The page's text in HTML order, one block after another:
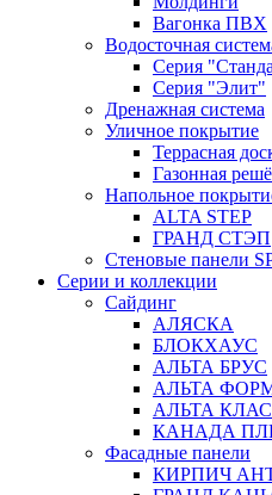
Вагонка ПВХ
Водосточная
Серия
Серия "Элит"
Дренажная система
Уличное покрытие
Террасная
Газонная
Напольное
ALTA STEP
ГРАНД СТЭП
Стеновые панели
Серии и коллекции
Сайдинг
АЛЯСКА
БЛОКХАУС
АЛЬТА БРУС
АЛЬТА
АЛЬТА
КАНАДА
Фасадные панели
КИРПИЧ